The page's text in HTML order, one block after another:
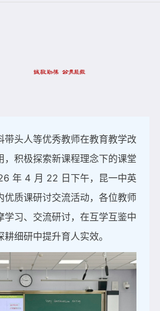
带头人等优秀教师在教育教学改
，积极探索新课程理念下的课堂
年 4 月 22 日下午，昆一中英
优质课研讨交流活动，各位教师
学习、交流研讨，在互学互鉴中
细研中提升育人实效。